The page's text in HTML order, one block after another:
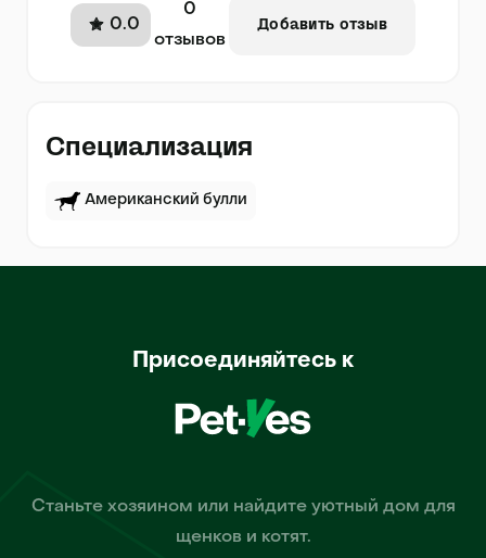
0.0
0
отзывов
Добавить отзыв
Специализация
Американский булли
Присоединяйтесь к
Станьте хозяином или найдите уютный дом для
щенков и котят.